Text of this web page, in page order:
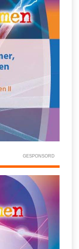
GESPONSORD